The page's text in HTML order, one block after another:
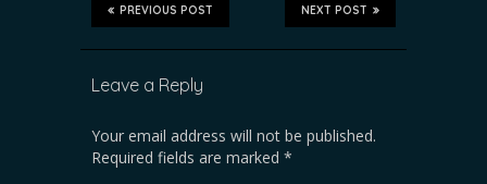
NEXT POST
PREVIOUS POST
Leave a Reply
Your email address will not be published.
Required fields are marked *